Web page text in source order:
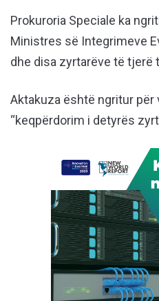
Prokuroria Speciale ka
Ministres së Integrimeve
dhe disa zyrtarëve të tjerë
Aktakuza është ngritur për
“keqpërdorim i detyrës